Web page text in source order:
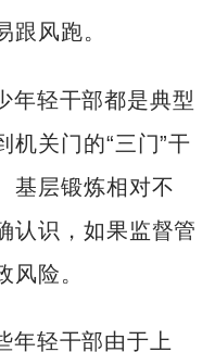
跟风跑。
年轻干部都是典型
机关门的“三门”干
基层锻炼相对不
认识，如果监督管
风险。
年轻干部由于上